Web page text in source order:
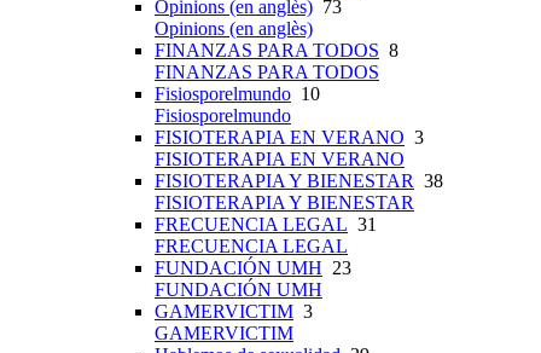
Opinions (en anglès) 73
Opinions (en anglès)
FINANZAS PARA TODOS 8
FINANZAS PARA TODOS
Fisiosporelmundo 10
Fisiosporelmundo
FISIOTERAPIA EN VERANO 3
FISIOTERAPIA EN VERANO
FISIOTERAPIA Y BIENESTAR 38
FISIOTERAPIA Y BIENESTAR
FRECUENCIA LEGAL 31
FRECUENCIA LEGAL
FUNDACIÓN UMH 23
FUNDACIÓN UMH
GAMERVICTIM 3
GAMERVICTIM